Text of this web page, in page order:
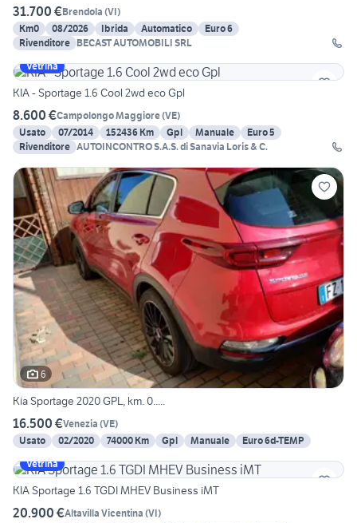
31.700 €Brendola (VI)
Km0
08/2026 Ibrida Automatico
Euro 6
Rivenditore BECAST AUTOMOBILI SRL
Vetrina
KIA - Sportage 1.6 Cool 2wd eco Gpl
8.600 €Campolongo Maggiore(VE)
Usato
07/2014 152436 Km Gpl Manuale
Euro 5
Rivenditore AUTOINCONTRO S.A.S. di Sanavia Loris & C.
6
Kia Sportage 2020 GPL, km. 0.....
16.500 €Venezia (VE)
Usato
02/2020 74000 Km Gpl Manuale
Euro 6d-TEMP
Vetrina
KIA Sportage 1.6 TGDI MHEV Business iMT
20.900 €Altavilla Vicentina (VI)